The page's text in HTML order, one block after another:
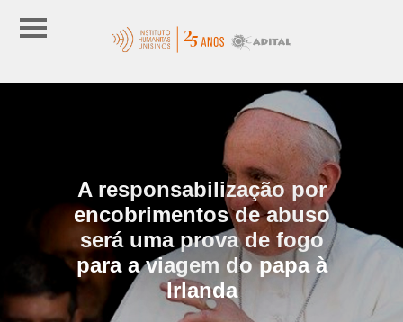
A responsabilização por
encobrimentos de abuso
será uma prova de fogo
para a viagem do papa à
Irlanda